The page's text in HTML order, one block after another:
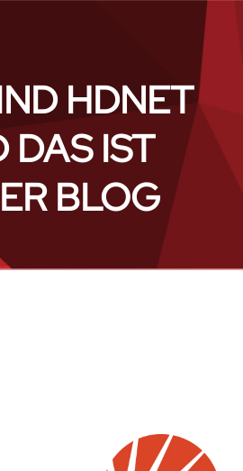
HDNET
DAS IST
BLOG